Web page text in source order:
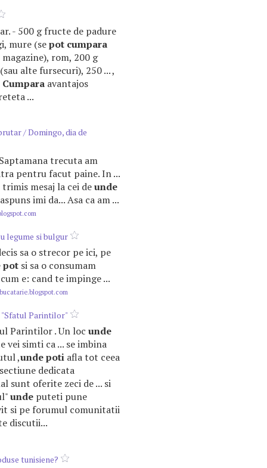
- 500 g fructe de padure
mure (sepot cumpara
rom, 200 g
alte fursecuri), 250 ... ,
Cumpara avantajos
...
/ Domingo, dia de
trecuta am
pentru facut paine. In ...
mesaj la cei deunde
imi da... Asa ca am ...
legume si bulgur
sa o strecor pe ici, pe
pot si sa o consumam
e: cand te impinge ...
Parintilor"
Parintilor . Un loc unde
vei simti ca ... se imbina
,undepoti afla tot ceea
dedicata
sunt oferite zeci de ... si
unde puteti pune
si pe forumul comunitatii
discutii...
tunisiene?